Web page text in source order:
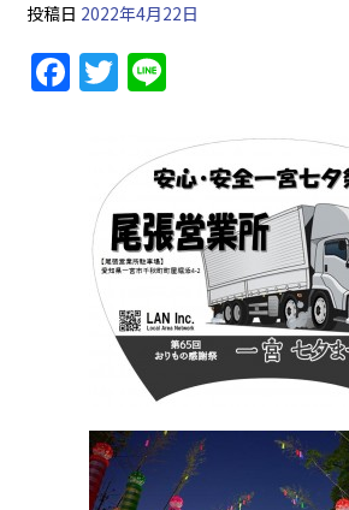
投稿日 2022年4月22日
F
a
b
o
T
w
itt
er
e